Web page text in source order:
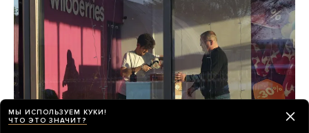
МЫ ИСПОЛЬЗУЕМ КУКИ!
ЧТО ЭТО ЗНАЧИТ?